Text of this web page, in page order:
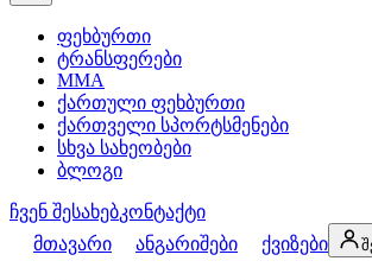
ფეხბურთი
ტრანსფერები
MMA
ქართული ფეხბურთი
ქართველი სპორტსმენები
სხვა სახეობები
ბლოგი
ჩვენ შესახებკონტაქტი
მთავარი
ანგარიშები ქვიზები